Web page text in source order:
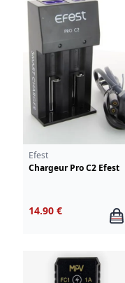
Efest
Chargeur Pro C2 Efest
14.90 €